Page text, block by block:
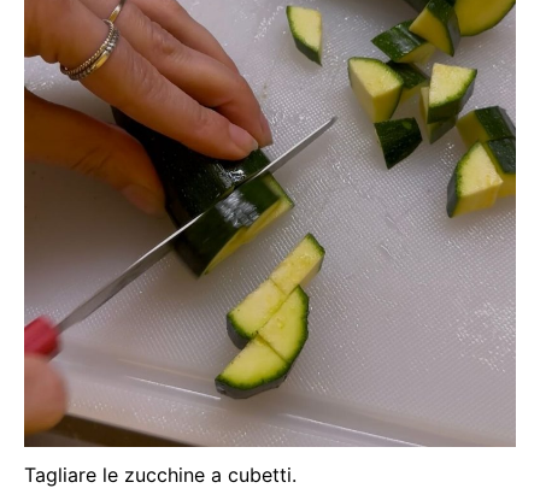
Tagliare le zucchine a cubetti.